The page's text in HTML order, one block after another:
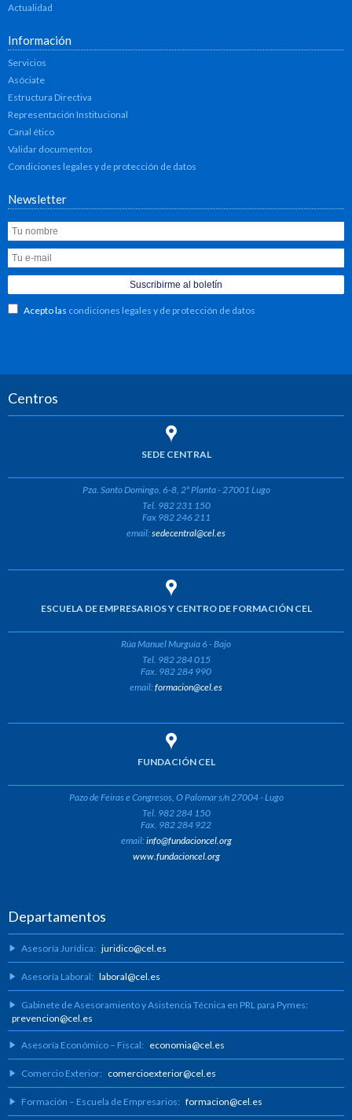
Actualidad
Información
Servicios
Asóciate
Estructura Directiva
Representación Institucional
Canal ético
Validar documentos
Condiciones legales y de protección de datos
Newsletter
Acepto las condiciones legales y de protección de datos
Centros
SEDE CENTRAL
Pza. Santo Domingo, 6-8, 2ª Planta - 27001 Lugo
Tel. 982 231 150
Fax 982 246 211
email:sedecentral@cel.es
ESCUELA DE EMPRESARIOS Y CENTRO DE FORMACIÓN CEL
Rúa Manuel Murguía 6 - Bajo
Tel. 982 284 015
Fax. 982 284 990
email:formacion@cel.es
FUNDACIÓN CEL
Pazo de Feiras e Congresos, O Palomar s/n 27004 - Lugo
Tel. 982 284 150
Fax. 982 284 922
email:info@fundacioncel.org
www.fundacioncel.org
Departamentos
Asesoría Jurídica: juridico@cel.es
Asesoría Laboral: laboral@cel.es
Gabinete de Asesoramiento y Asistencia Técnica en PRL para Pymes:
prevencion@cel.es
Asesoría Económico – Fiscal: economia@cel.es
Comercio Exterior: comercioexterior@cel.es
Formación – Escuela de Empresarios: formacion@cel.es